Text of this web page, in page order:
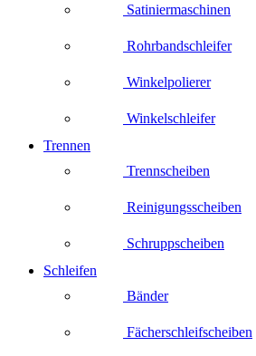
Satiniermaschinen
Rohrbandschleifer
Winkelpolierer
Winkelschleifer
Trennen
Trennscheiben
Reinigungsscheiben
Schruppscheiben
Schleifen
Bänder
Fächerschleifscheiben